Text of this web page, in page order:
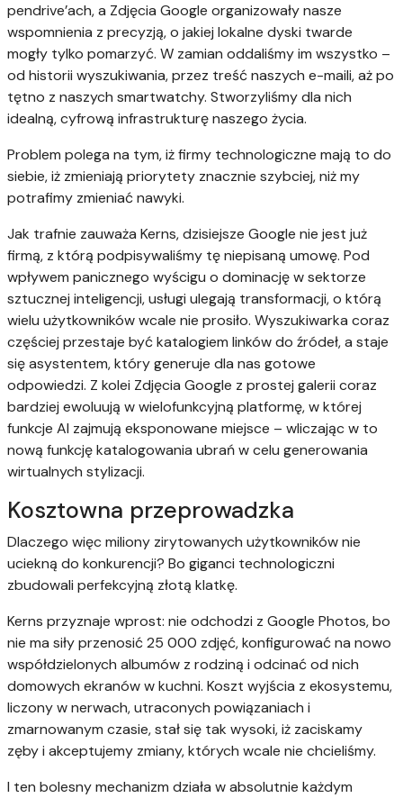
pendrive’ach, a Zdjęcia Google organizowały nasze
wspomnienia z precyzją, o jakiej lokalne dyski twarde
mogły tylko pomarzyć. W zamian oddaliśmy im wszystko –
od historii wyszukiwania, przez treść naszych e-maili, aż po
tętno z naszych smartwatchy. Stworzyliśmy dla nich
idealną, cyfrową infrastrukturę naszego życia.
Problem polega na tym, iż firmy technologiczne mają to do
siebie, iż zmieniają priorytety znacznie szybciej, niż my
potrafimy zmieniać nawyki.
Jak trafnie zauważa Kerns, dzisiejsze Google nie jest już
firmą, z którą podpisywaliśmy tę niepisaną umowę. Pod
wpływem panicznego wyścigu o dominację w sektorze
sztucznej inteligencji, usługi ulegają transformacji, o którą
wielu użytkowników wcale nie prosiło. Wyszukiwarka coraz
częściej przestaje być katalogiem linków do źródeł, a staje
się asystentem, który generuje dla nas gotowe
odpowiedzi. Z kolei Zdjęcia Google z prostej galerii coraz
bardziej ewoluują w wielofunkcyjną platformę, w której
funkcje AI zajmują eksponowane miejsce – wliczając w to
nową funkcję katalogowania ubrań w celu generowania
wirtualnych stylizacji.
Kosztowna przeprowadzka
Dlaczego więc miliony zirytowanych użytkowników nie
uciekną do konkurencji? Bo giganci technologiczni
zbudowali perfekcyjną złotą klatkę.
Kerns przyznaje wprost: nie odchodzi z Google Photos, bo
nie ma siły przenosić 25 000 zdjęć, konfigurować na nowo
współdzielonych albumów z rodziną i odcinać od nich
domowych ekranów w kuchni. Koszt wyjścia z ekosystemu,
liczony w nerwach, utraconych powiązaniach i
zmarnowanym czasie, stał się tak wysoki, iż zaciskamy
zęby i akceptujemy zmiany, których wcale nie chcieliśmy.
I ten bolesny mechanizm działa w absolutnie każdym